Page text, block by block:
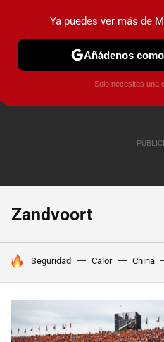
PRUEBAS COCHES
Zandvoort
HOY SE HABLA DE
Seguridad Calor China
Ya puedes ver más de
Añádenos
Solo necesitas una